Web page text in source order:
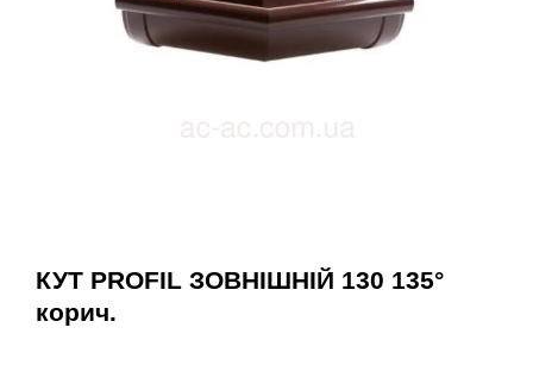
КУТ PROFIL ЗОВНІШНІЙ 130 135°
корич.